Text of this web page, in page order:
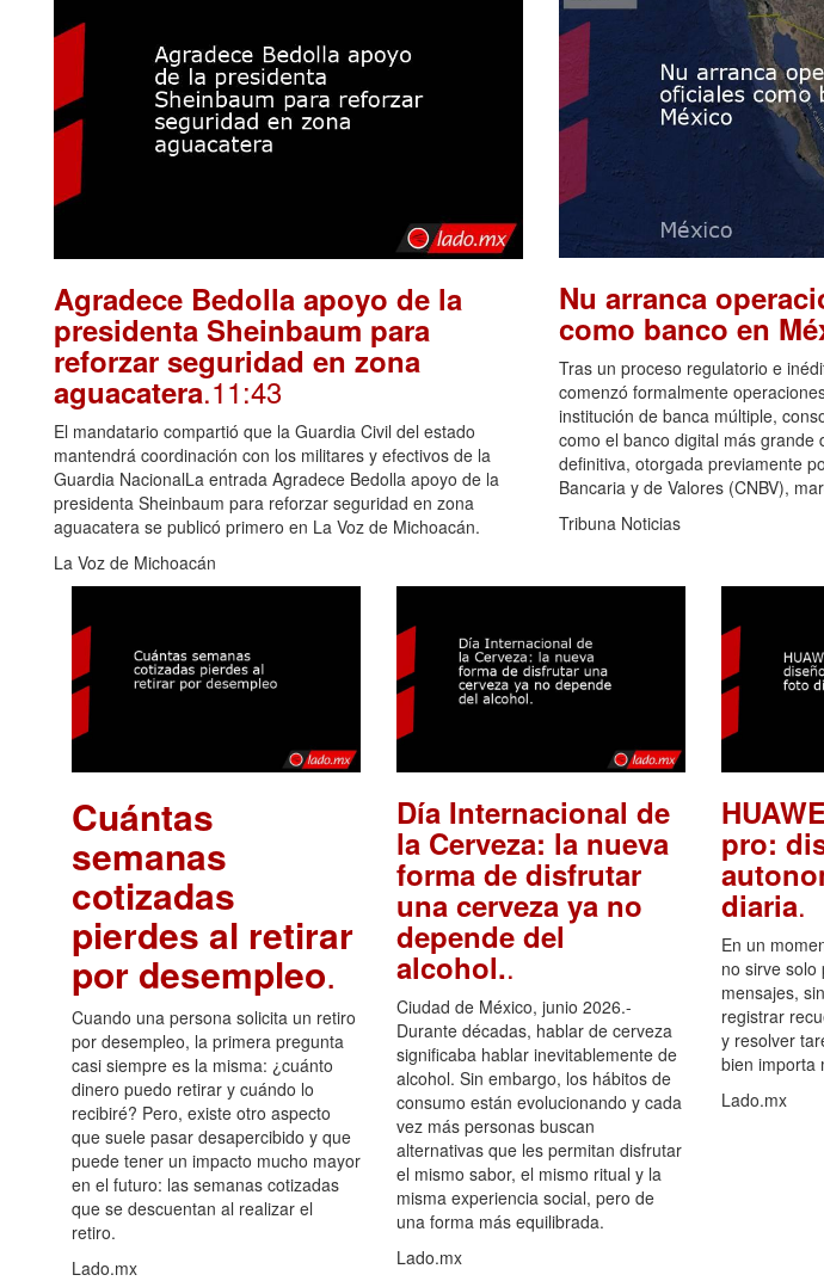
Agradece Bedolla apoyo de la
presidenta Sheinbaum para
reforzar seguridad en zona
aguacatera.11:43
El mandatario compartió que la Guardia Civil del estado
mantendrá coordinación con los militares y efectivos de la
Guardia NacionalLa entrada Agradece Bedolla apoyo de la
presidenta Sheinbaum para reforzar seguridad en zona
aguacatera se publicó primero en La Voz de Michoacán.
La Voz de Michoacán
Nu arranca
como banco en
Tras un proceso regulatorio e
comenzó formalmente
institución de banca múltiple,
como el banco digital más grande
definitiva, otorgada previamente
Bancaria y de Valores (CNBV),
Tribuna Noticias
Cuántas
semanas
cotizadas
pierdes al retirar
por desempleo.
Cuando una persona solicita un retiro
por desempleo, la primera pregunta
casi siempre es la misma: ¿cuánto
dinero puedo retirar y cuándo lo
recibiré? Pero, existe otro aspecto
que suele pasar desapercibido y que
puede tener un impacto mucho mayor
en el futuro: las semanas cotizadas
que se descuentan al realizar el
retiro.
Lado.mx
Día Internacional de
la Cerveza: la nueva
forma de disfrutar
una cerveza ya no
depende del
alcohol..
Ciudad de México, junio 2026.-
Durante décadas, hablar de cerveza
significaba hablar inevitablemente de
alcohol. Sin embargo, los hábitos de
consumo están evolucionando y cada
vez más personas buscan
alternativas que les permitan disfrutar
el mismo sabor, el mismo ritual y la
misma experiencia social, pero de
una forma más equilibrada.
Lado.mx
pro:
diaria.
En un
no sirve solo
mensajes,
registrar
y resolver
bien importa
Lado.mx